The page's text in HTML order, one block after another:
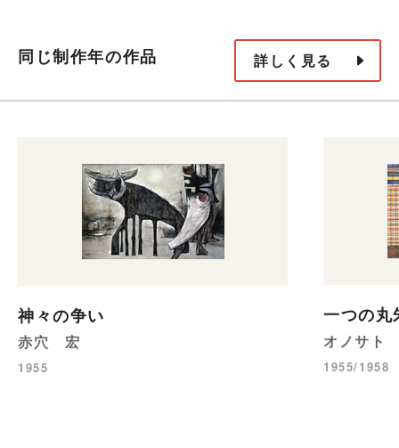
同じ制作年の作品 詳しく見る
神々の争い
赤穴 宏
1955
一つの丸
オノサト
1955/1958